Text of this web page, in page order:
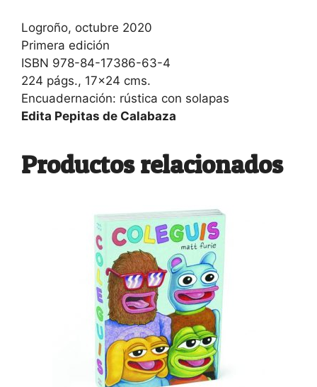
Logroño, octubre 2020
Primera edición
ISBN 978-84-17386-63-4
224 págs., 17×24 cms.
Encuadernación: rústica con solapas
Edita Pepitas de Calabaza
Productos relacionados